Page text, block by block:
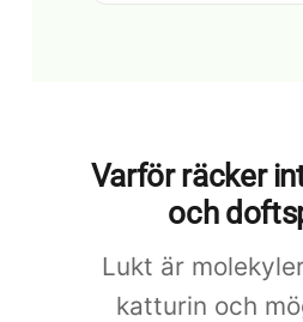
Varför räcker
och
Lukt är
katturin och